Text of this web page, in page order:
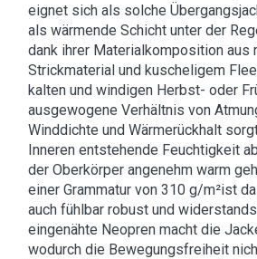
eignet sich als solche
als wärmende Schicht unter der
dank ihrer Materialkomposition aus
Strickmaterial und kuscheligem
kalten und windigen Herbst- oder
ausgewogene Verhältnis von
Winddichte und Wärmerückhalt
Inneren entstehende Feuchtigkeit
der Oberkörper angenehm warm
einer Grammatur von 310 g/m²ist
auch fühlbar robust und
eingenähte Neopren macht die
wodurch die Bewegungsfreiheit